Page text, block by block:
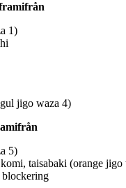
1)
jigo waza 4)
5)
taisabaki (orange jigo